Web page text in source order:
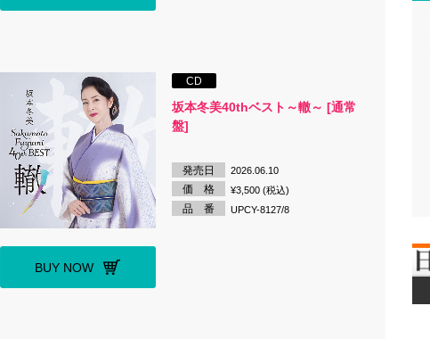
BUY NOW
CD
坂本冬美40thベスト～轍～ [通常
盤]
発売日 2026.06.10
価 格 ¥3,500 (税込)
品 番 UPCY-8127/8